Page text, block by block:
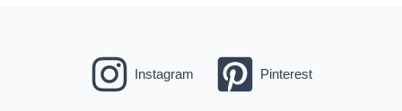
Instagram Pinterest